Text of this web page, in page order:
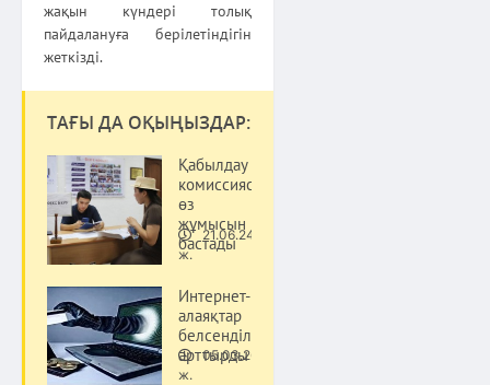
жақын күндері толық
пайдалануға берілетіндігін
жеткізді.
ТАҒЫ ДА ОҚЫҢЫЗДАР:
Қабылдау
комиссиясы
өз
жұмысын
бастады
21.06.24
ж.
Интернет-
алаяқтар
белсенділігін
арттырды
05.03.26
ж.